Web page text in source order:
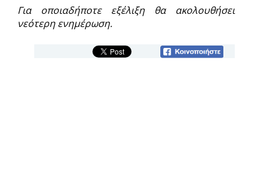
Για οποιαδήποτε εξέλιξη θα ακολουθήσει
νεότερη ενημέρωση.